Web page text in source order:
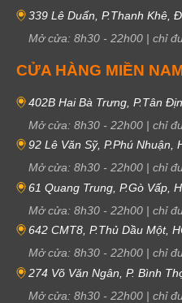
339 Lê Duẩn, P.Thanh Khê,
Mở cửa: 8h30 - 22h00 | chỉ
CỬA HÀNG MIỀN
402B Hai Bà Trưng, P.Tân
Mở cửa: 8h30 - 22h00 | chỉ
92 Lê Văn Sỹ, P.Phú Nhuận,
Mở cửa: 8h30 - 22h00 | chỉ
61 Quang Trung, P.Gò Vấp,
Mở cửa: 8h30 - 22h00 | chỉ
642 CMT8, P.Thủ Dầu Một,
Mở cửa: 8h30 - 22h00 | chỉ
274 Võ Văn Ngân, P. Bình
Mở cửa: 8h30 - 22h00 | chỉ